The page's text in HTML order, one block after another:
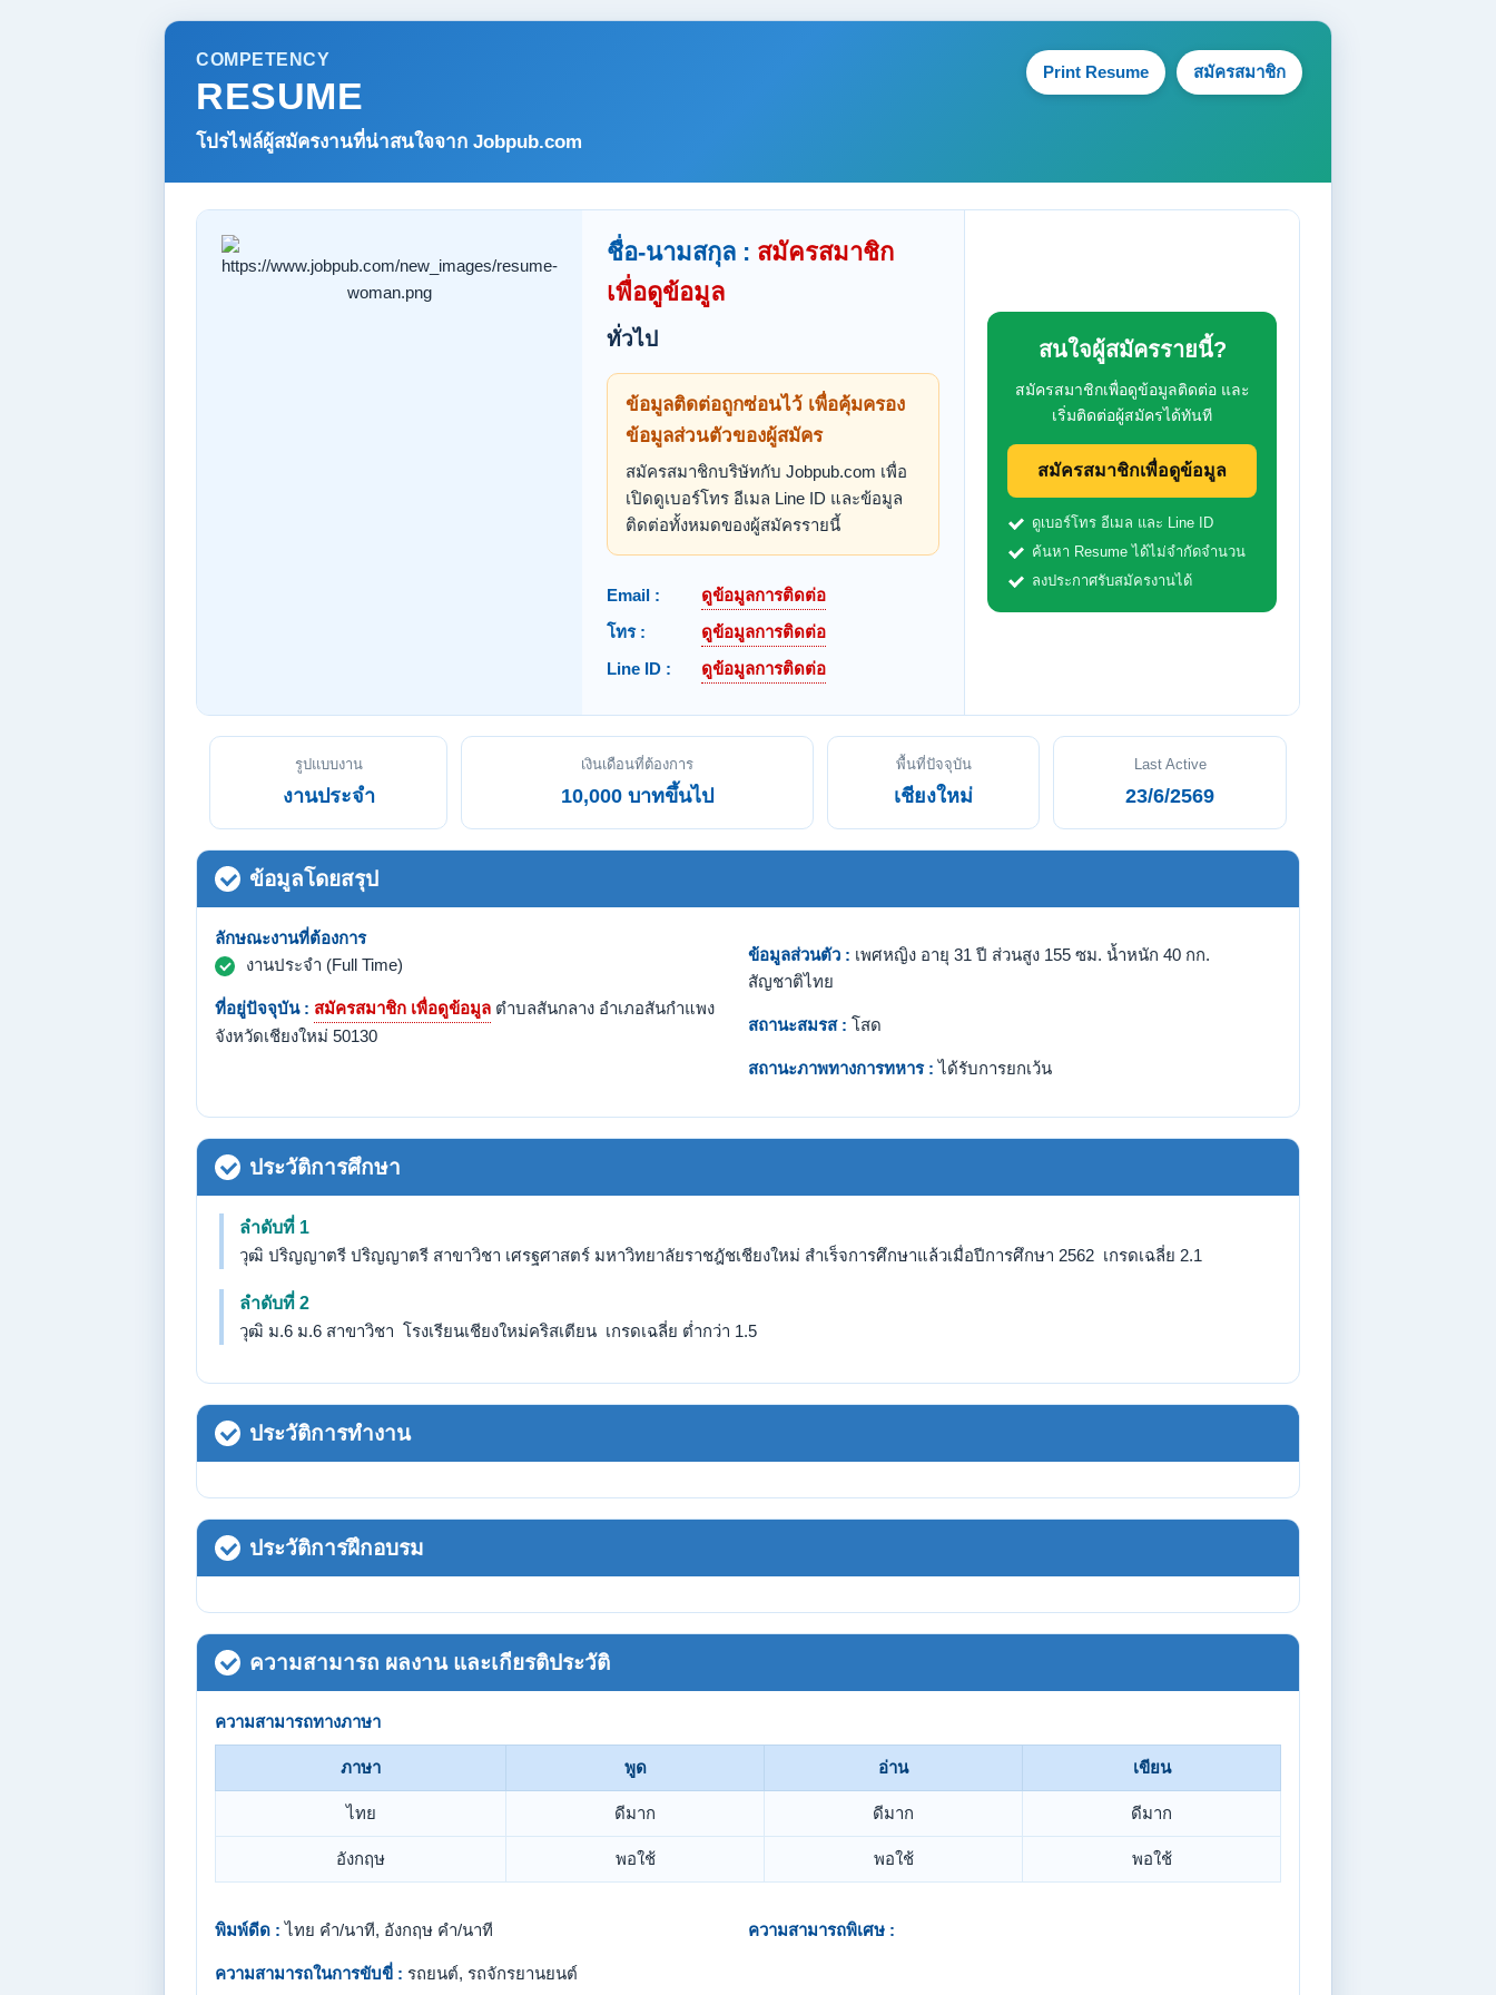
COMPETENCY
RESUME
โปรไฟล์ผู้สมัครงานที่น่าสนใจจาก Jobpub.com
Print Resume สมัครสมาชิก
ชื่อ-นามสกุล : สมัครสมาชิก
เพื่อดูข้อมูล
ทั่วไป
ข้อมูลติดต่อถูกซ่อนไว้ เพื่อคุ้มครอง
ข้อมูลส่วนตัวของผู้สมัคร
สมัครสมาชิกบริษัทกับ Jobpub.com เพื่อ
เปิดดูเบอร์โทร อีเมล Line ID และข้อมูล
ติดต่อทั้งหมดของผู้สมัครรายนี้
Email :
ดูข้อมูลการติดต่อ
โทร :
ดูข้อมูลการติดต่อ
Line ID :
ดูข้อมูลการติดต่อ
สนใจผู้สมัครรายนี้?
สมัครสมาชิกเพื่อดูข้อมูลติดต่อ และ
เริ่มติดต่อผู้สมัครได้ทันที
สมัครสมาชิกเพื่อดูข้อมูล
ดูเบอร์โทร อีเมล และ Line ID
ค้นหา Resume ได้ไม่จำกัดจำนวน
ลงประกาศรับสมัครงานได้
รูปแบบงาน
งานประจำ
เงินเดือนที่ต้องการ
10,000 บาทขึ้นไป
พื้นที่ปัจจุบัน
เชียงใหม่
Last Active
23/6/2569
ข้อมูลโดยสรุป
ลักษณะงานที่ต้องการ
งานประจำ (Full Time)
ที่อยู่ปัจจุบัน : สมัครสมาชิก เพื่อดูข้อมูล ตำบลสันกลาง อำเภอสันกำแพง
จังหวัดเชียงใหม่ 50130
ข้อมูลส่วนตัว : เพศหญิง อายุ 31 ปี ส่วนสูง 155 ซม. น้ำหนัก 40 กก.
สัญชาติไทย
สถานะสมรส : โสด
สถานะภาพทางการทหาร : ได้รับการยกเว้น
ประวัติการศึกษา
ลำดับที่ 1
วุฒิ ปริญญาตรี ปริญญาตรี สาขาวิชา เศรฐศาสตร์ มหาวิทยาลัยราชฎัชเชียงใหม่ สำเร็จการศึกษาแล้วเมื่อปีการศึกษา 2562 เกรดเฉลี่ย 2.1
ลำดับที่ 2
วุฒิ ม.6 ม.6 สาขาวิชา โรงเรียนเชียงใหม่คริสเตียน เกรดเฉลี่ย ต่ำกว่า 1.5
ประวัติการทำงาน
ประวัติการฝึกอบรม
ความสามารถ ผลงาน และเกียรติประวัติ
ความสามารถทางภาษา
ภาษา พูด อ่าน เขียน
ไทย ดีมาก ดีมาก ดีมาก
อังกฤษ พอใช้ พอใช้ พอใช้
พิมพ์ดีด : ไทย คำ/นาที, อังกฤษ คำ/นาที
ความสามารถในการขับขี่ : รถยนต์, รถจักรยานยนต์
ความสามารถพิเศษ :